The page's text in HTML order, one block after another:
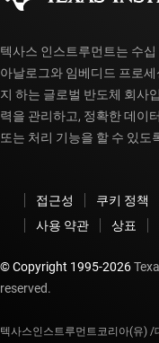
텍사스 인스트루먼트는 수
아날로그와 임베디드 프로
지 하는 글로벌 반도체 회사
력을 관리하고, 정확한 데이
또는 처리 기능을 할 수 있도
접근성 쿠키 정책
사용 약관
상표
© Copyright 1995-2026
reserved.
텍사스인스트루먼트코리아(유) /